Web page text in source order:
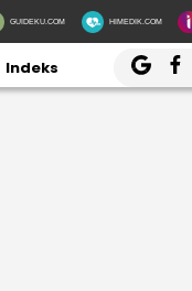
GUIDEKU.COM HIMEDIK.COM
Indeks